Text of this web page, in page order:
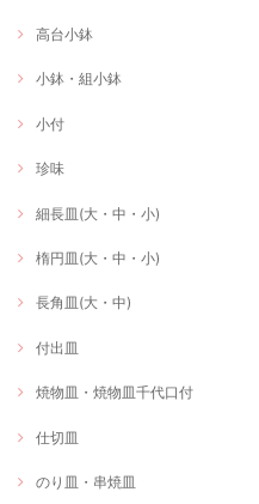
高台小鉢
小鉢・組小鉢
小付
珍味
細長皿(大・中・小)
楕円皿(大・中・小)
長角皿(大・中)
付出皿
焼物皿・焼物皿千代口付
仕切皿
のり皿・串焼皿